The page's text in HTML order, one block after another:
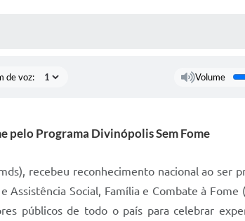
de voz: Volume
pelo Programa Divinópolis Sem Fome
recebeu reconhecimento nacional ao ser
Social, Família e Combate à Fome
públicos de todo o país para celebrar